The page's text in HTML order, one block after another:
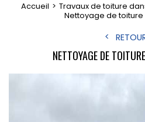
Accueil
Travaux de toiture
Nettoyage de
NETTOYAGE DE